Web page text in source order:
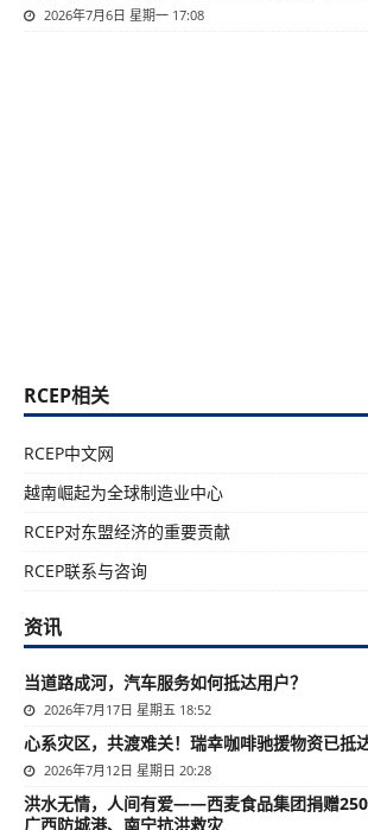
2026年7月6日 星期一 17:08
RCEP相关
RCEP中文网
越南崛起为全球制造业中心
RCEP对东盟经济的重要贡献
RCEP联系与咨询
资讯
当道路成河，汽车服务如何抵达用户？
2026年7月17日 星期五 18:52
心系灾区，共渡难关！瑞幸咖啡驰援物资已抵
2026年7月12日 星期日 20:28
洪水无情，人间有爱——西麦食品集团捐赠
广西防城港、南宁抗洪救灾